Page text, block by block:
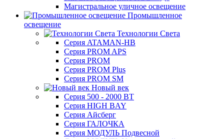
Магистральное уличное освещение
Промышленное
освещение
Технологии Света
Серия ATAMAN-HB
Серия PROM APS
Серия PROM
Серия PROM Plus
Серия PROM SM
Новый век
Серия 500 - 2000 ВТ
Серия HIGH BAY
Серия Айсберг
Серия ГАЛОЧКА
Серия МОДУЛЬ Подвесной